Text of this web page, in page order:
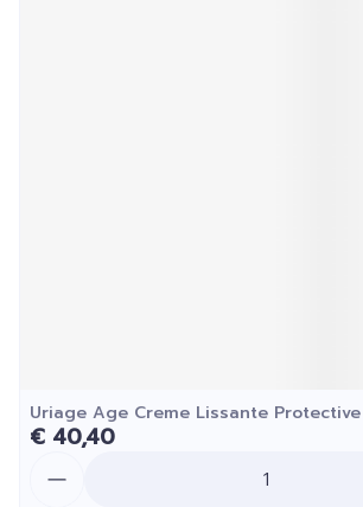
Uriage Age Creme Lissante
€ 40,40